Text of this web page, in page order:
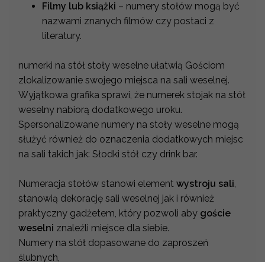
Filmy lub książki – numery stołów mogą być
nazwami znanych filmów czy postaci z
literatury.
numerki na stół stoły weselne ułatwią Gościom
zlokalizowanie swojego miejsca na sali weselnej.
Wyjątkowa grafika sprawi, że numerek stojak na stół
weselny nabiorą dodatkowego uroku.
Spersonalizowane numery na stoły weselne mogą
służyć również do oznaczenia dodatkowych miejsc
na sali takich jak: Słodki stół czy drink bar.
Numeracja stołów stanowi element wystroju sali,
stanowią dekorację sali weselnej jak i również
praktyczny gadżetem, który pozwoli aby goście
weselni znaleźli miejsce dla siebie.
Numery na stół dopasowane do zaproszeń
ślubnych,